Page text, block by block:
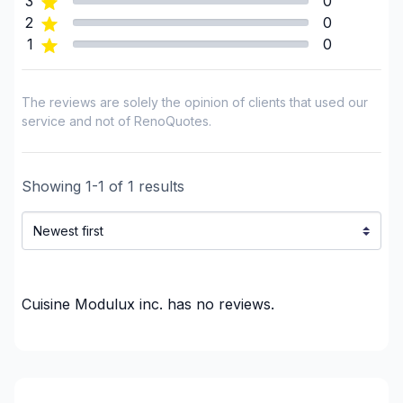
selon vos besoins et capacités, les
autres phases du projet.
soumissionnant auprès d'entrepreneurs
reconnus et qualifiés.
Cela permet d'obtenir le meilleur rapport
2
0
1
0
The reviews are solely the opinion of clients that used our
service and not of RenoQuotes.
Showing 1-1 of 1 results
Cuisine Modulux inc. has no reviews.